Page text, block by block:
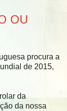
OU
procura a
de 2015,
da
da nossa